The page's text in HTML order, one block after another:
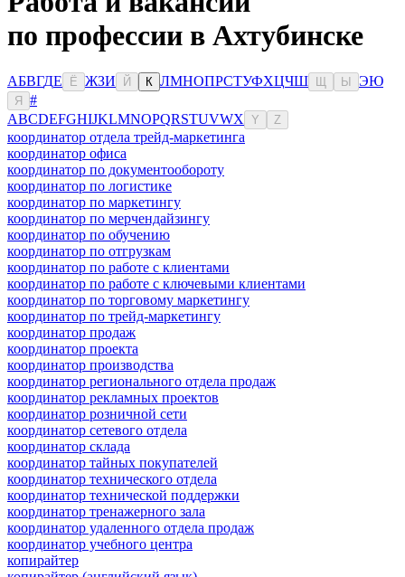
по профессии в Ахтубинске
АБВГДЕ Ё ЖЗИ Й К ЛМНОПРСТУФХЦЧШ Ы ЭЮ
Я
#
ABCDEFGHIJKLMNOPQRSTUVWX Y Z
координатор отдела трейд-маркетинга
координатор офиса
координатор по документообороту
координатор по логистике
координатор по маркетингу
координатор по мерчендайзингу
координатор по обучению
координатор по отгрузкам
координатор по работе с клиентами
координатор по работе с ключевыми клиентами
координатор по торговому маркетингу
координатор по трейд-маркетингу
координатор продаж
координатор проекта
координатор производства
координатор регионального отдела продаж
координатор рекламных проектов
координатор розничной сети
координатор сетевого отдела
координатор склада
координатор тайных покупателей
координатор технического отдела
координатор технической поддержки
координатор тренажерного зала
координатор удаленного отдела продаж
координатор учебного центра
копирайтер